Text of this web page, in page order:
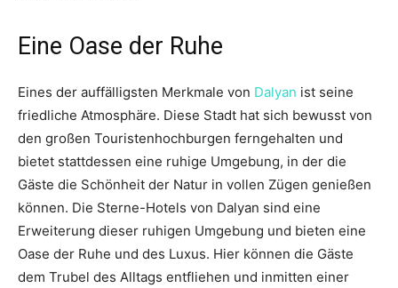
Eine Oase der Ruhe
Eines der auffälligsten Merkmale von Dalyan ist seine
friedliche Atmosphäre. Diese Stadt hat sich bewusst von
den großen Touristenhochburgen ferngehalten und
bietet stattdessen eine ruhige Umgebung, in der die
Gäste die Schönheit der Natur in vollen Zügen genießen
können. Die Sterne-Hotels von Dalyan sind eine
Erweiterung dieser ruhigen Umgebung und bieten eine
Oase der Ruhe und des Luxus. Hier können die Gäste
dem Trubel des Alltags entfliehen und inmitten einer